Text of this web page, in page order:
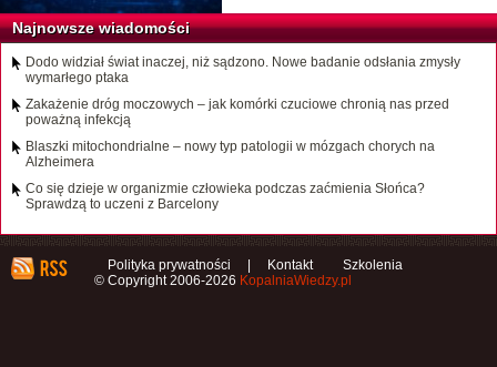
Najnowsze wiadomości
Dodo widział świat inaczej, niż sądzono. Nowe badanie odsłania zmysły
wymarłego ptaka
Zakażenie dróg moczowych – jak komórki czuciowe chronią nas przed
poważną infekcją
Blaszki mitochondrialne – nowy typ patologii w mózgach chorych na
Alzheimera
Co się dzieje w organizmie człowieka podczas zaćmienia Słońca?
Sprawdzą to uczeni z Barcelony
Polityka prywatności Kontakt
Szkolenia
© Copyright 2006-2026 KopalniaWiedzy.pl